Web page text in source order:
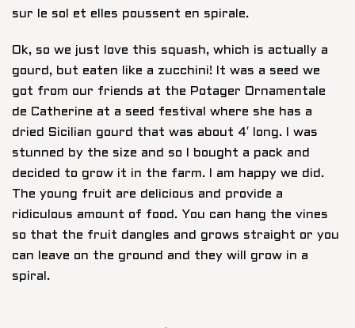
sur le sol et elles poussent en spirale.
Ok, so we just love this squash, which is actually a
gourd, but eaten like a zucchini! It was a seed we
got from our friends at the Potager Ornamentale
de Catherine at a seed festival where she has a
dried Sicilian gourd that was about 4′ long. I was
stunned by the size and so I bought a pack and
decided to grow it in the farm. I am happy we did.
The young fruit are delicious and provide a
ridiculous amount of food. You can hang the vines
so that the fruit dangles and grows straight or you
can leave on the ground and they will grow in a
spiral.